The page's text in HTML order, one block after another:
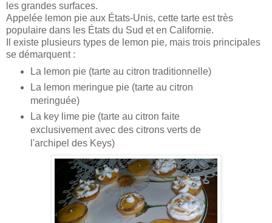
les grandes surfaces.
Appelée lemon pie aux États-Unis, cette tarte est très
populaire dans les États du Sud et en Californie.
Il existe plusieurs types de lemon pie, mais trois principales
se démarquent :
La lemon pie (tarte au citron traditionnelle)
La lemon meringue pie (tarte au citron
meringuée)
La key lime pie (tarte au citron faite
exclusivement avec des citrons verts de
l'archipel des Keys)